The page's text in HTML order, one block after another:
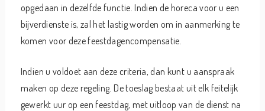
opgedaan in dezelfde functie. Indien de horeca voor u een
bijverdienste is, zal het lastig worden om in aanmerking te
komen voor deze feestdagencompensatie.
Indien u voldoet aan deze criteria, dan kunt u aanspraak
maken op deze regeling. De toeslag bestaat uit elk feitelijk
gewerkt uur op een feestdag, met uitloop van de dienst na